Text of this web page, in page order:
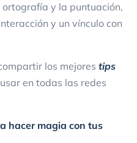
y la puntuación,
y un vínculo con
los mejores tips
en todas las redes
hacer magia con tus